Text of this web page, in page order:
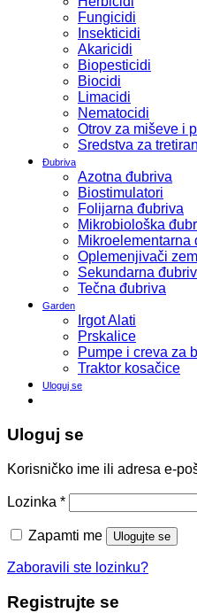
Fungicidi
Insekticidi
Akaricidi
Biopesticidi
Biocidi
Limacidi
Nematocidi
Otrov za miševe i
Sredstva za
Đubriva
Azotna đubriva
Biostimulatori
Folijarna đubriva
Mikrobiološka
Mikroelementarna
Oplemenjivači
Sekundarna
Tečna đubriva
Garden
Irgot Alati
Prskalice
Pumpe i creva za
Traktor kosačice
Uloguj se
Uloguj se
Korisničko ime ili adresa e-
Lozinka *
Zapamti me Ulogujte se
Zaboravili ste lozinku?
Registrujte se